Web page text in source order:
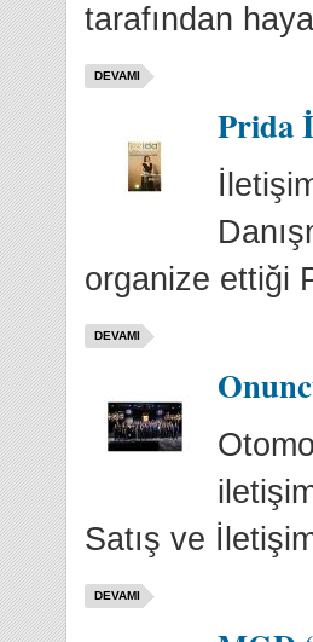
tarafından
DEVAMI
Prida
organize ettiği
DEVAMI
Satış ve
DEVAMI